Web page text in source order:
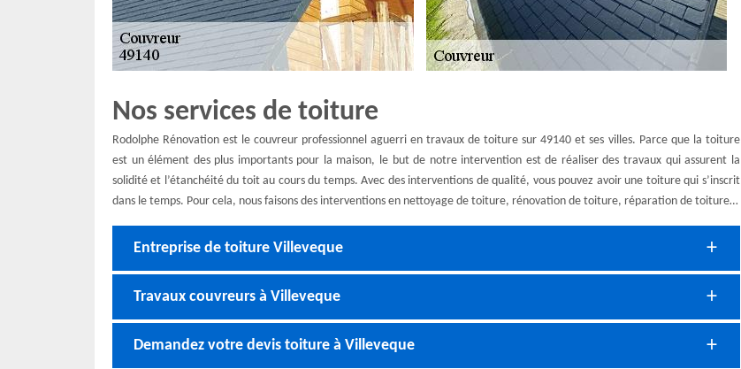
Nos services de toiture
Rodolphe Rénovation est le couvreur professionnel aguerri en travaux de toiture sur 49140 et ses villes. Parce que la toiture
est un élément des plus importants pour la maison, le but de notre intervention est de réaliser des travaux qui assurent la
solidité et l’étanchéité du toit au cours du temps. Avec des interventions de qualité, vous pouvez avoir une toiture qui s’inscrit
dans le temps. Pour cela, nous faisons des interventions en nettoyage de toiture, rénovation de toiture, réparation de toiture…
Entreprise de toiture Villeveque
Travaux couvreurs à Villeveque
Demandez votre devis toiture à Villeveque